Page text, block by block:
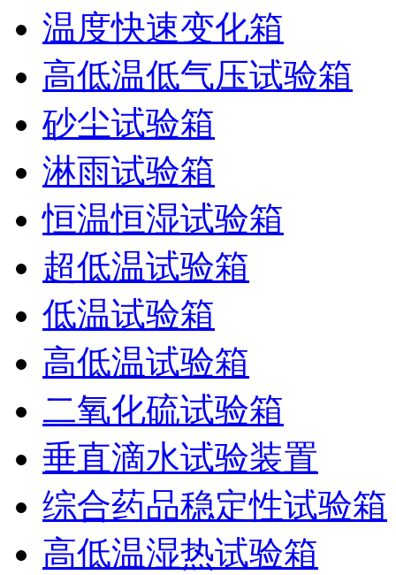
温度快速变化箱
高低温低气压试验箱
砂尘试验箱
淋雨试验箱
恒温恒湿试验箱
超低温试验箱
低温试验箱
高低温试验箱
二氧化硫试验箱
垂直滴水试验装置
综合药品稳定性试验箱
高低温湿热试验箱